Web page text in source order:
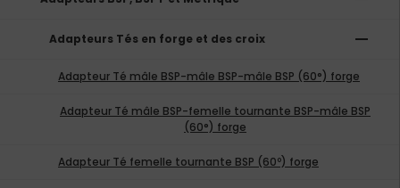
Adapteurs Tés en forge et des croix remove
Adapteur Té mâle BSP-mâle BSP-mâle BSP (60°) forge
Adapteur Té mâle BSP-femelle tournante BSP-mâle BSP
(60°) forge
Adapteur Té femelle tournante BSP (60º) forge